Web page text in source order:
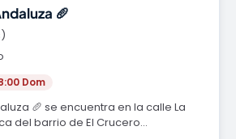
🥖
Dom
🥖 se encuentra en la calle La
del barrio de El Crucero…